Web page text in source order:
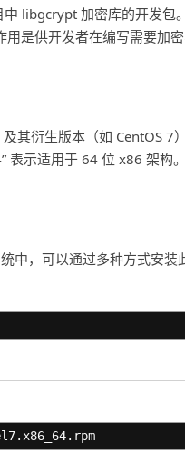
libgcrypt 加密库的开发包
是供开发者在编写需要加
其衍生版本（如 CentOS 7
表示适用于 64 位 x86 架构
中，可以通过多种方式安装